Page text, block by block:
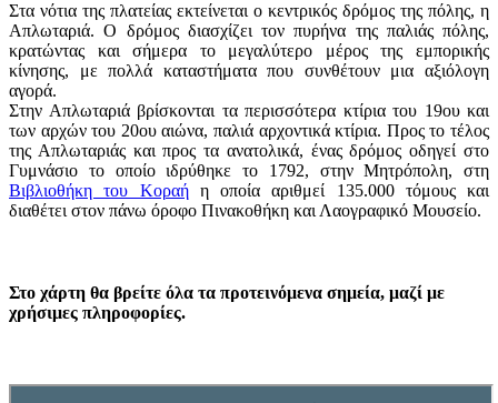
Στα νότια της πλατείας εκτείνεται ο κεντρικός δρόμος της πόλης, η
Απλωταριά. Ο δρόμος διασχίζει τον πυρήνα της παλιάς πόλης,
κρατώντας και σήμερα το μεγαλύτερο μέρος της εμπορικής
κίνησης, με πολλά καταστήματα που συνθέτουν μια αξιόλογη
αγορά.
Στην Απλωταριά βρίσκονται τα περισσότερα κτίρια του 19ου και
των αρχών του 20ου αιώνα, παλιά αρχοντικά κτίρια. Προς το τέλος
της Απλωταριάς και προς τα ανατολικά, ένας δρόμος οδηγεί στο
Γυμνάσιο το οποίο ιδρύθηκε το 1792, στην Μητρόπολη, στη
Βιβλιοθήκη του Κοραήη οποία αριθμεί 135.000 τόμους και
διαθέτει στον πάνω όροφο Πινακοθήκη και Λαογραφικό Μουσείο.
Στο χάρτη θα βρείτε όλα τα προτεινόμενα σημεία, μαζί με
χρήσιμες πληροφορίες.